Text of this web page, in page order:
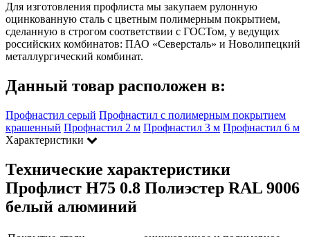
Для изготовления профлиста мы закупаем рулонную
оцинкованную сталь с цветным полимерным покрытием,
сделанную в строгом соответствии с ГОСТом, у ведущих
российских комбинатов: ПАО «Северсталь» и Новолипецкий
металлургический комбинат.
Данный товар расположен в:
Профнастил серый Профнастил с полимерным покрытием
крашенный Профнастил 2 м Профнастил 3 м Профнастил 6 м
Характеристики
Технические характеристики
Профлист Н75 0.8 Полиэстер RAL 9006
белый алюминий